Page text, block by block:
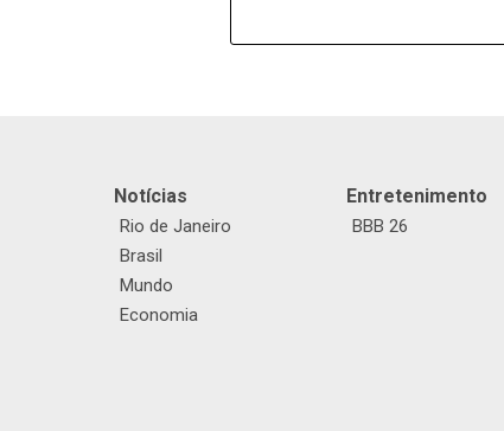
Notícias
Rio de Janeiro
Brasil
Mundo
Economia
Entretenimento
BBB 26